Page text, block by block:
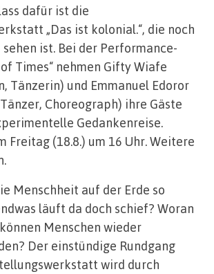
dafür ist die
„Das ist kolonial.“, die noch
ist. Bei der Performance-
of Times“ nehmen Gifty Wiafe
Tänzerin) und Emmanuel Edoror
Choreograph) ihre Gäste
Gedankenreise.
Freitag (18.8.) um 16 Uhr. Weitere
Menschheit auf der Erde so
läuft da doch schief? Woran
Menschen wieder
Der einstündige Rundgang
wird durch